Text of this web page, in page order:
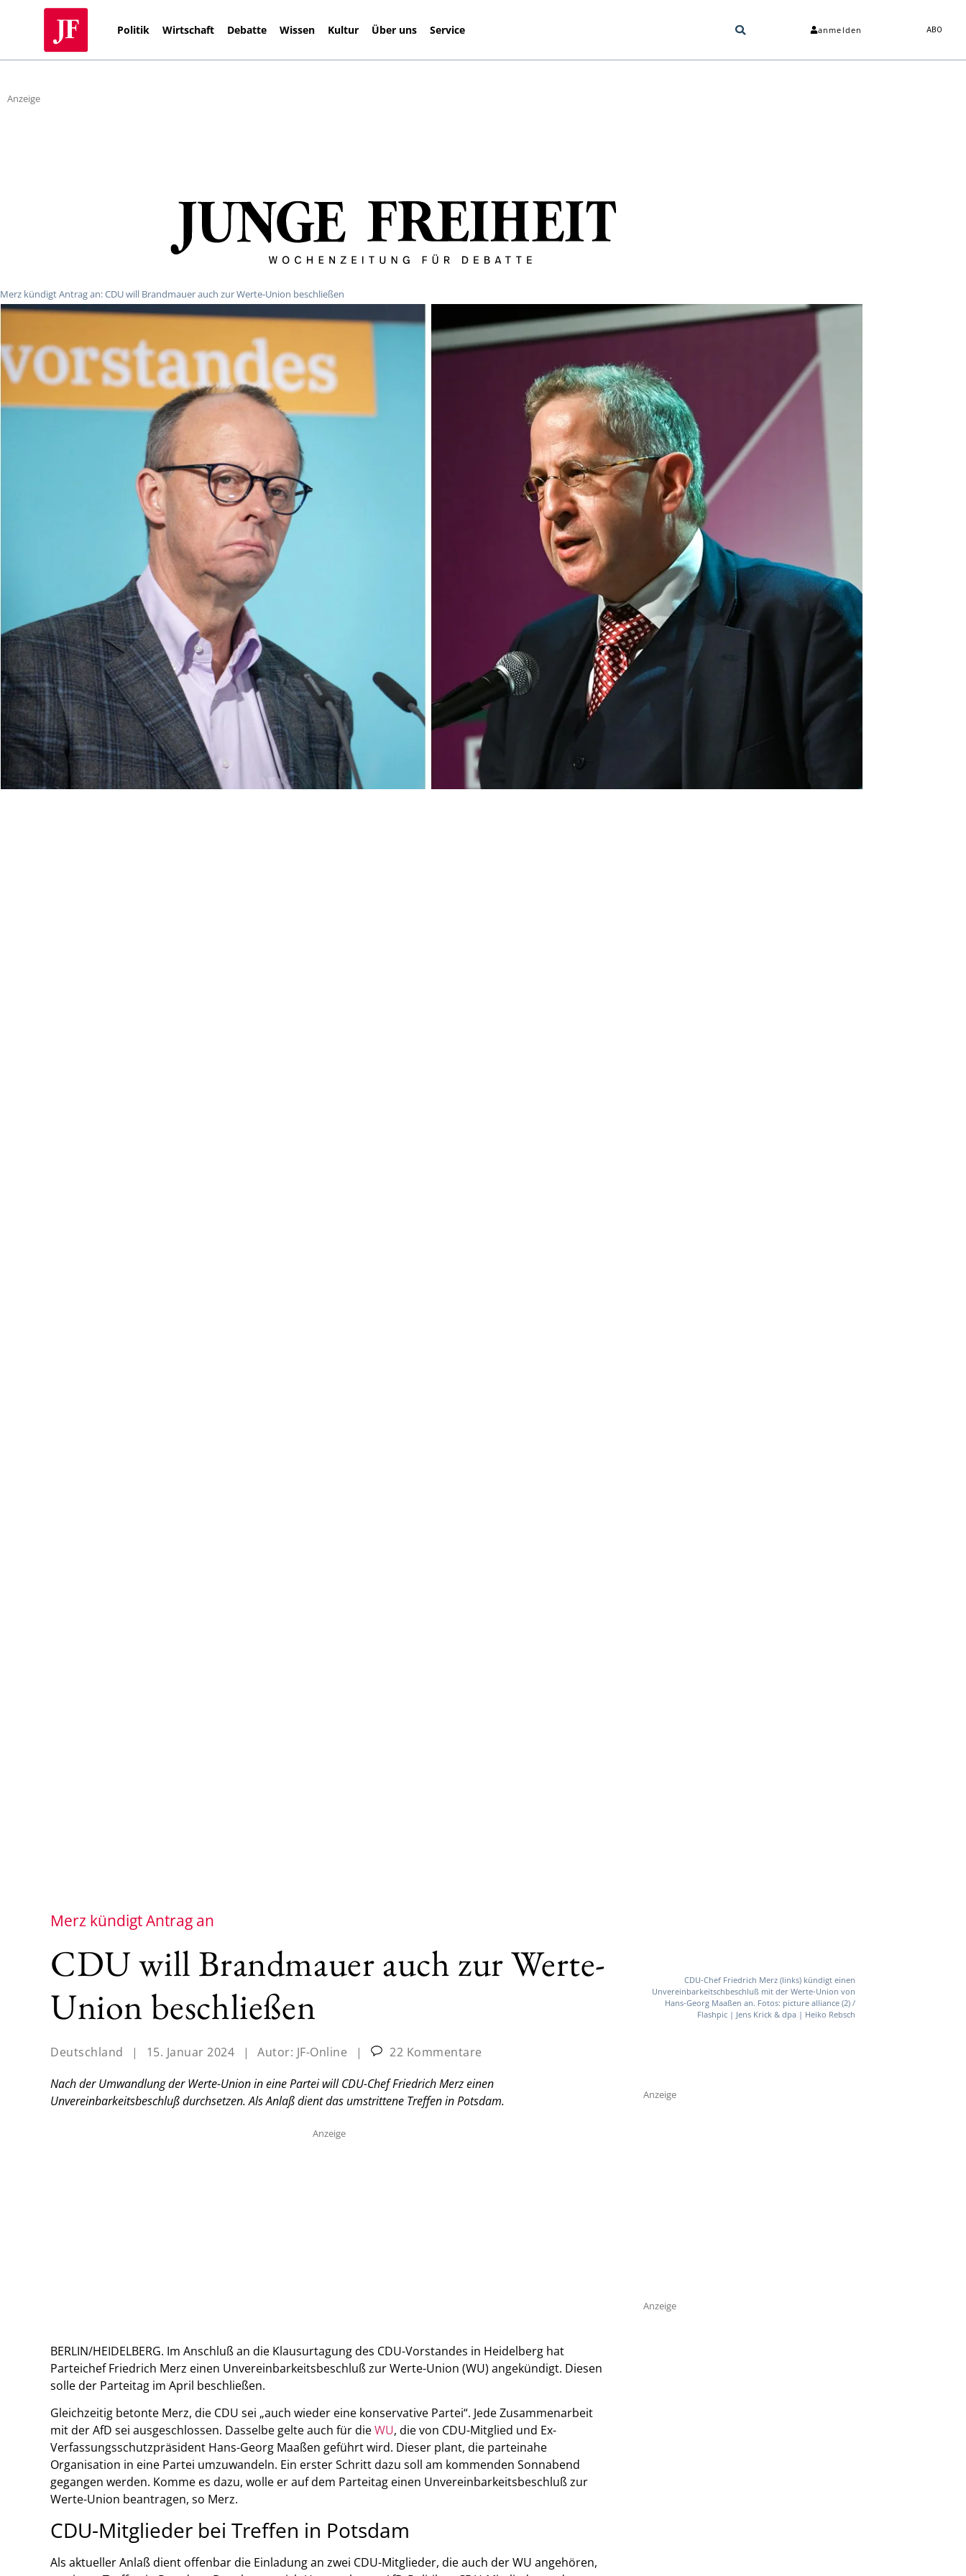
Politik Wirtschaft Debatte Wissen Kultur Über uns Service anmelden ABO
Anzeige
Merz kündigt Antrag an: CDU will Brandmauer auch zur Werte-Union beschließen
Merz kündigt Antrag an
CDU will Brandmauer auch zur Werte-
Union beschließen
Deutschland | 15. Januar 2024 | Autor: JF-Online |
22 Kommentare
Nach der Umwandlung der Werte-Union in eine Partei will CDU-Chef Friedrich Merz einen
Unvereinbarkeitsbeschluß durchsetzen. Als Anlaß dient das umstrittene Treffen in Potsdam.
Anzeige
BERLIN/HEIDELBERG. Im Anschluß an die Klausurtagung des CDU-Vorstandes in Heidelberg hat
Parteichef Friedrich Merz einen Unvereinbarkeitsbeschluß zur Werte-Union (WU) angekündigt. Diesen
solle der Parteitag im April beschließen.
Gleichzeitig betonte Merz, die CDU sei „auch wieder eine konservative Partei“. Jede Zusammenarbeit
mit der AfD sei ausgeschlossen. Dasselbe gelte auch für dieWU, die von CDU-Mitglied und Ex-
Verfassungsschutzpräsident Hans-Georg Maaßen geführt wird. Dieser plant, die parteinahe
Organisation in eine Partei umzuwandeln. Ein erster Schritt dazu soll am kommenden Sonnabend
gegangen werden. Komme es dazu, wolle er auf dem Parteitag einen Unvereinbarkeitsbeschluß zur
Werte-Union beantragen, so Merz.
CDU-Mitglieder bei Treffen in Potsdam
Als aktueller Anlaß dient offenbar die Einladung an zwei CDU-Mitglieder, die auch der WU angehören,
CDU-Chef Friedrich Merz (links) kündigt einen
Unvereinbarkeitschbeschluß mit der Werte-Union von
Hans-Georg Maaßen an. Fotos: picture alliance (2) /
Flashpic | Jens Krick & dpa | Heiko Rebsch
Anzeige
Anzeige